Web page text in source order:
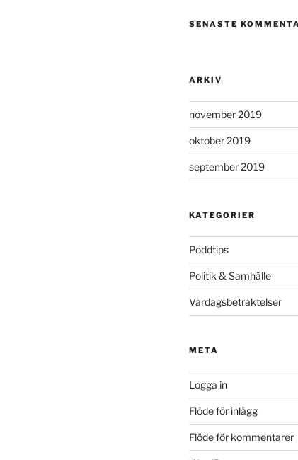
SENASTE
ARKIV
november 2019
oktober 2019
september 2019
KATEGORIER
Poddtips
Politik & Samhälle
Vardagsbetraktelser
META
Logga in
Flöde för inlägg
Flöde för kommentarer